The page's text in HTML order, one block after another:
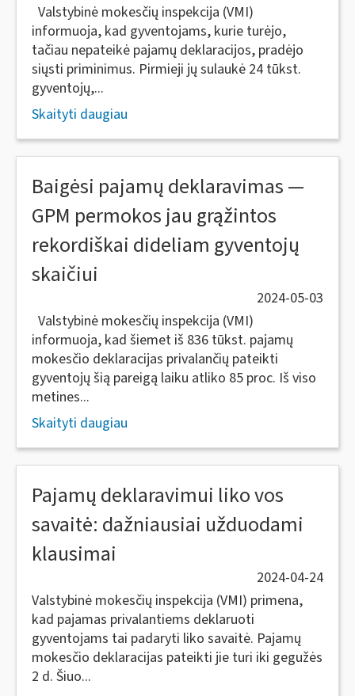
Valstybinė mokesčių inspekcija (VMI)
informuoja, kad gyventojams, kurie turėjo,
tačiau nepateikė pajamų deklaracijos, pradėjo
siųsti priminimus. Pirmieji jų sulaukė 24 tūkst.
gyventojų,...
Skaityti daugiau
Baigėsi pajamų deklaravimas —
GPM permokos jau grąžintos
rekordiškai dideliam gyventojų
skaičiui
2024-05-03
Valstybinė mokesčių inspekcija (VMI)
informuoja, kad šiemet iš 836 tūkst. pajamų
mokesčio deklaracijas privalančių pateikti
gyventojų šią pareigą laiku atliko 85 proc. Iš viso
metines...
Skaityti daugiau
Pajamų deklaravimui liko vos
savaitė: dažniausiai užduodami
klausimai
2024-04-24
Valstybinė mokesčių inspekcija (VMI) primena,
kad pajamas privalantiems deklaruoti
gyventojams tai padaryti liko savaitė. Pajamų
mokesčio deklaracijas pateikti jie turi iki gegužės
2 d. Šiuo...